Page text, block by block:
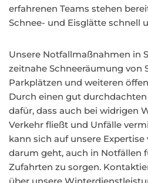
erfahrenen Teams stehen
Schnee- und Eisglätte schnell
Unsere Notfallmaßnahmen in
zeitnahe Schneeräumung von
Parkplätzen und weiteren
Durch einen gut
dafür, dass auch bei widrigen
Verkehr fließt und Unfälle
kann sich auf unsere Expertise
darum geht, auch in Notfällen
Zufahrten zu sorgen.